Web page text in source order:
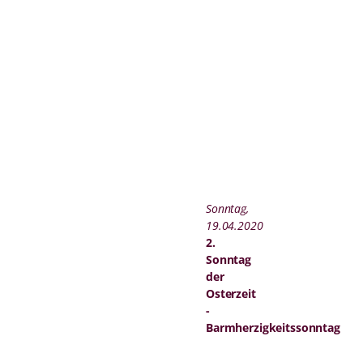
Sonntag,
19.04.2020
2.
Sonntag
der
Osterzeit
-
Barmherzigkeitssonntag